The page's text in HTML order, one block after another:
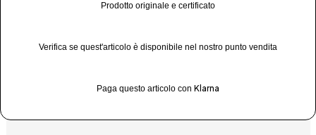
Prodotto originale e certificato
Verifica se quest'articolo è disponibile nel nostro punto vendita
Paga questo articolo con Klarna